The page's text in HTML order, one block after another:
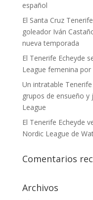
español
El Santa Cruz
goleador Iván
nueva temporada
El Tenerife Echeyde
League femenina
Un intratable
grupos de ensueño
League
El Tenerife Echeyde
Nordic League de
Comentarios
Archivos